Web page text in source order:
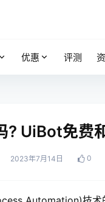
优惠 评测
? UiBot免费
2023年7月14日 0